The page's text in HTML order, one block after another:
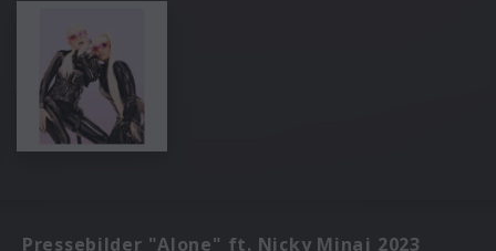
Pressebilder "Alone" ft. Nicky Minaj 2023